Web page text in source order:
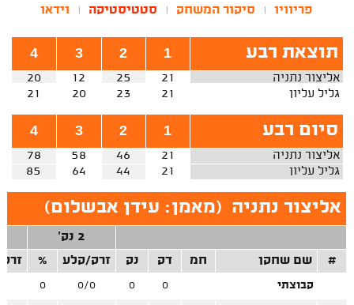
פריוויו סיקור המשחק סטטיסטיקה וידאו
תוצאת רבע 1
2
3
4
אליצור נתניה 21
25
12
20
גליל עליון
21
23
20
21
סיום רבע 1
2
3
4
אליצור נתניה 21
46
58
78
גליל עליון
21
44
64
85
אליצור נתניה (מאמן: עידן אבשלום)
2 נק'
#
שם שחקן חמ דק נק זרק/קלע %
קבוצתי 0
0
0/0
0